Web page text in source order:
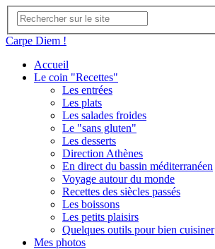
Carpe Diem !
Accueil
Le coin "Recettes"
Les entrées
Les plats
Les salades froides
Le "sans gluten"
Les desserts
Direction Athènes
En direct du bassin méditerranéen
Voyage autour du monde
Recettes des siècles passés
Les boissons
Les petits plaisirs
Quelques outils pour bien cuisiner
Mes photos